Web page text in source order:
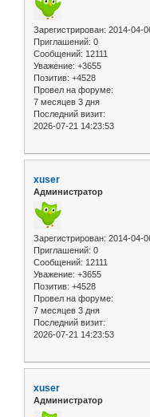
Зарегистрирован: 2014-04-
Приглашений: 0
Сообщений: 12111
Уважение: +3655
Позитив: +4528
Провел на форуме:
7 месяцев 3 дня
Последний визит:
2026-07-21 14:23:53
xuser
Администратор
Зарегистрирован: 2014-04-
Приглашений: 0
Сообщений: 12111
Уважение: +3655
Позитив: +4528
Провел на форуме:
7 месяцев 3 дня
Последний визит:
2026-07-21 14:23:53
xuser
Администратор